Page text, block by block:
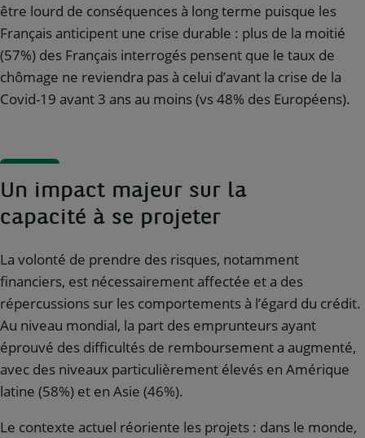
être lourd de conséquences à long terme puisque les
Français anticipent une crise durable : plus de la moitié
(57%) des Français interrogés pensent que le taux de
chômage ne reviendra pas à celui d’avant la crise de la
Covid-19 avant 3 ans au moins (vs 48% des Européens).
Un impact majeur sur la
capacité à se projeter
La volonté de prendre des risques, notamment
financiers, est nécessairement affectée et a des
répercussions sur les comportements à l’égard du crédit.
Au niveau mondial, la part des emprunteurs ayant
éprouvé des difficultés de remboursement a augmenté,
avec des niveaux particulièrement élevés en Amérique
latine (58%) et en Asie (46%).
Le contexte actuel réoriente les projets : dans le monde,